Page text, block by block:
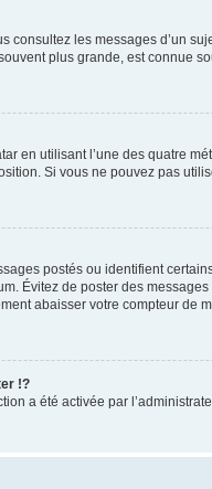
les messages d’un
plus grande, est connue
en utilisant l’une des quatre
Si vous ne pouvez pas
postés ou identifient
Évitez de poster des
abaisser votre compteur de
!?
a été activée par